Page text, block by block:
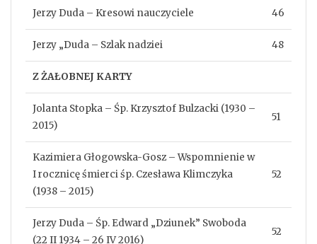
Jerzy Duda – Kresowi nauczyciele 46
Jerzy „Duda – Szlak nadziei 48
Z ŻAŁOBNEJ KARTY
Jolanta Stopka – Śp. Krzysztof Bulzacki (1930 –
2015)
51
Kazimiera Głogowska-Gosz – Wspomnienie w
I rocznicę śmierci śp. Czesława Klimczyka
(1938 – 2015)
52
Jerzy Duda – Śp. Edward „Dziunek” Swoboda
(22 II 1934 – 26 IV 2016)
52